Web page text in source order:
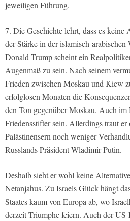
jeweiligen Führung.
7. Die Geschichte lehrt, dass es
der Stärke in der islamisch-
Donald Trump scheint ein
Augenmaß zu sein. Nach seinem
Frieden zwischen Moskau und Kiew
erfolglosen Monaten die
den Ton gegenüber Moskau. Auch
Friedensstifter sein. Allerdings traut
Palästinensern noch weniger
Russlands Präsident Wladimir Putin.
Deshalb sieht er wohl keine
Netanjahus. Zu Israels Glück hängt
Staates kaum von Europa ab, wo
derzeit Triumphe feiern. Auch der